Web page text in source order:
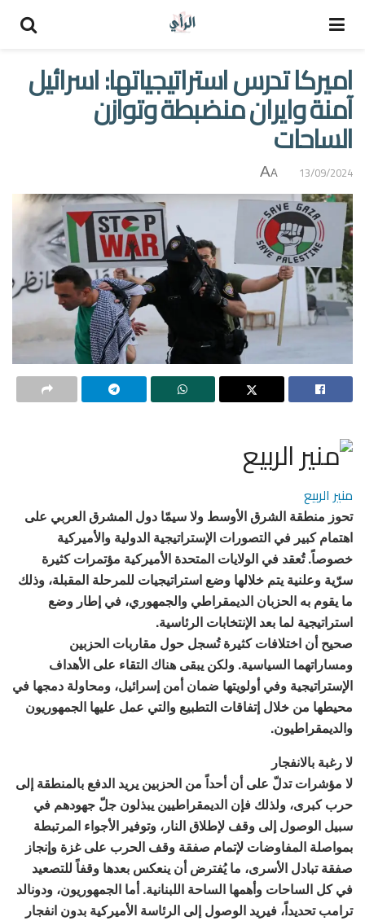
اميركا تدرس استراتيجياتها: اسرائيل
آمنة وايران منضبطة وتوازن
الساحات
13/09/2024
A
A
منير الربيع
تحوز منطقة الشرق الأوسط ولا سيمّا دول المشرق العربي على
اهتمام كبير في التصورات الإستراتيجية الدولية والأميركية
خصوصاً. تُعقد في الولايات المتحدة الأميركية مؤتمرات كثيرة
سرّية وعلنية يتم خلالها وضع استراتيجيات للمرحلة المقبلة، وذلك
ما يقوم به الحزبان الديمقراطي والجمهوري، في إطار وضع
استراتيجية لما بعد الإنتخابات الرئاسية.
صحيح أن اختلافات كثيرة تُسجل حول مقاربات الحزبين
ومساراتهما السياسية. ولكن يبقى هناك التقاء على الأهداف
الإستراتيجية وفي أولويتها ضمان أمن إسرائيل، ومحاولة دمجها في
محيطها من خلال إتفاقات التطبيع والتي عمل عليها الجمهوريون
والديمقراطيون.
لا رغبة بالانفجار
لا مؤشرات تدلّ على أن أحداً من الحزبين يريد الدفع بالمنطقة إلى
حرب كبرى، ولذلك فإن الديمقراطيين يبذلون جلّ جهودهم في
سبيل الوصول إلى وقف لإطلاق النار، وتوفير الأجواء المرتبطة
بمواصلة المفاوضات لإتمام صفقة وقف الحرب على غزة وإنجاز
صفقة تبادل الأسرى، ما يُفترض أن ينعكس بعدها وقفاً للتصعيد
في كل الساحات وأهمها الساحة اللبنانية. أما الجمهوريون، ودونالد
ترامب تحديداً، فيريد الوصول إلى الرئاسة الأميركية بدون انفجار